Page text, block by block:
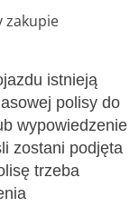
zakupie
istnieją
polisy do
wypowiedzenie
zostani podjęta
trzeba